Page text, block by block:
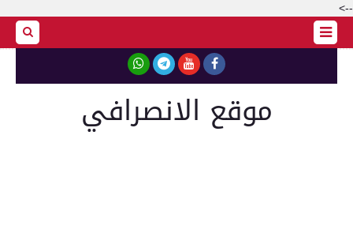
-->
موقع الانصرافي